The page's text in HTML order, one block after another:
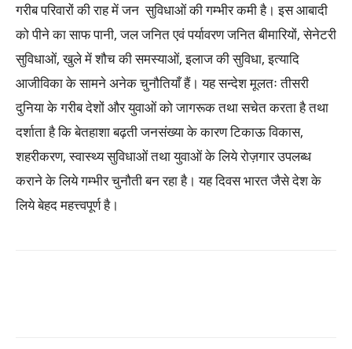
गरीब परिवारों की राह में जन सुविधाओं की गम्भीर कमी है। इस आबादी
को पीने का साफ पानी, जल जनित एवं पर्यावरण जनित बीमारियों, सेनेटरी
सुविधाओं, खुले में शौच की समस्याओं, इलाज की सुविधा, इत्यादि
आजीविका के सामने अनेक चुनौतियाँ हैं। यह सन्देश मूलतः तीसरी
दुनिया के गरीब देशों और युवाओं को जागरूक तथा सचेत करता है तथा
दर्शाता है कि बेतहाशा बढ़ती जनसंख्या के कारण टिकाऊ विकास,
शहरीकरण, स्वास्थ्य सुविधाओं तथा युवाओं के लिये रोज़गार उपलब्ध
कराने के लिये गम्भीर चुनौती बन रहा है। यह दिवस भारत जैसे देश के
लिये बेहद महत्त्वपूर्ण है।